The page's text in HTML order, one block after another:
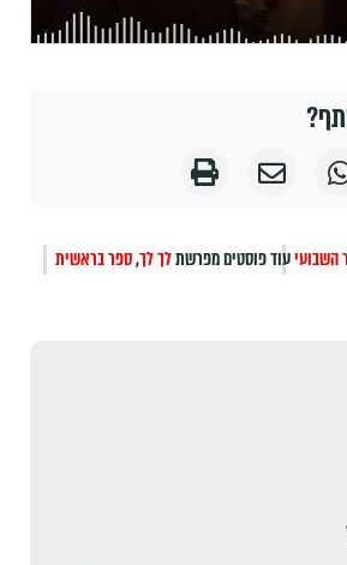
השבועיעוד פוסטים מפרשתלך לך,ספר בראשית